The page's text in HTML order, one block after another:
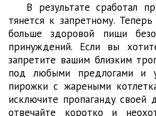
В результате сработал
тянется к запретному.
больше здоровой пищи
принуждений. Если вы
запретите вашим близким
под любыми предлогами и
пирожки с жареными
исключите пропаганду своей
отвечайте коротко и